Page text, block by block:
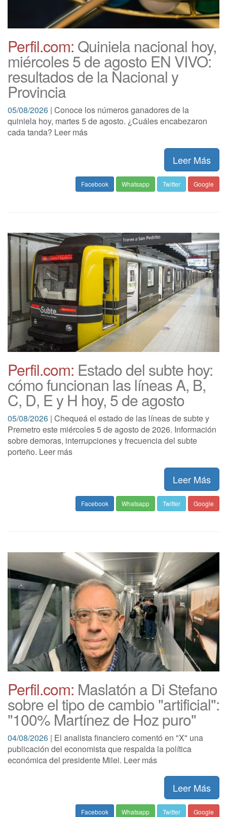
Perfil.com: Quiniela nacional hoy,
miércoles 5 de agosto EN VIVO:
resultados de la Nacional y
Provincia
05/08/2026 | Conoce los números ganadores de la
quiniela hoy, martes 5 de agosto. ¿Cuáles encabezaron
cada tanda? Leer más
Leer Más
Facebook Whatsapp Twitter Google
Perfil.com: Estado del subte hoy:
cómo funcionan las líneas A, B,
C, D, E y H hoy, 5 de agosto
05/08/2026 | Chequeá el estado de las líneas de subte y
Premetro este miércoles 5 de agosto de 2026. Información
sobre demoras, interrupciones y frecuencia del subte
porteño. Leer más
Leer Más
Facebook Whatsapp Twitter Google
Perfil.com: Maslatón a Di Stefano
sobre el tipo de cambio "artificial":
"100% Martínez de Hoz puro"
04/08/2026 | El analista financiero comentó en "X" una
publicación del economista que respalda la política
económica del presidente Milei. Leer más
Leer Más
Facebook Whatsapp Twitter Google